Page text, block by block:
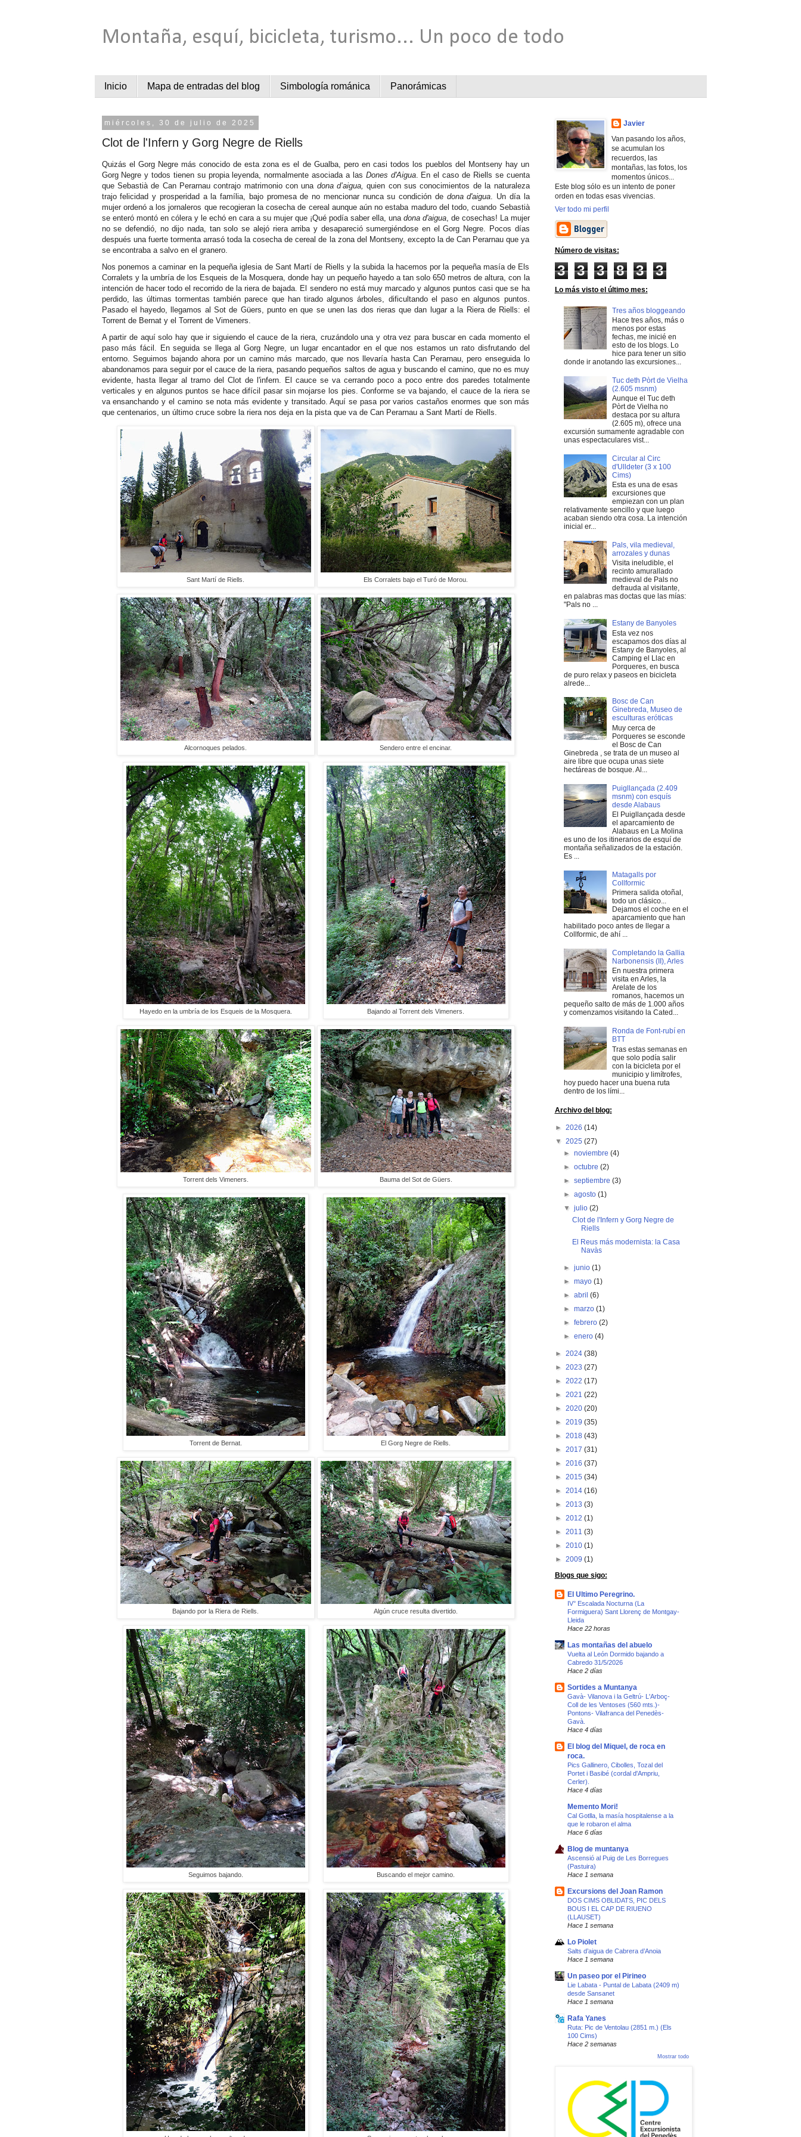
Montaña, esquí, bicicleta, turismo... Un poco de todo
Inicio Mapa de entradas del blog Simbología románica Panorámicas
miércoles, 30 de julio de 2025
Clot de l'Infern y Gorg Negre de Riells
Quizás el Gorg Negre más conocido de esta zona es el de Gualba, pero en casi todos los pueblos del Montseny hay un
Gorg Negre y todos tienen su propia leyenda, normalmente asociada a las Dones d'Aigua. En el caso de Riells se cuenta
que Sebastià de Can Perarnau contrajo matrimonio con una dona d’aigua, quien con sus conocimientos de la naturaleza
trajo felicidad y prosperidad a la família, bajo promesa de no mencionar nunca su condición de dona d'aigua. Un día la
mujer ordenó a los jornaleros que recogieran la cosecha de cereal aunque aún no estaba maduro del todo, cuando Sebastià
se enteró montó en cólera y le echó en cara a su mujer que ¡Qué podía saber ella, una dona d'aigua, de cosechas! La mujer
no se defendió, no dijo nada, tan solo se alejó riera arriba y desapareció sumergiéndose en el Gorg Negre. Pocos días
después una fuerte tormenta arrasó toda la cosecha de cereal de la zona del Montseny, excepto la de Can Perarnau que ya
se encontraba a salvo en el granero.
Nos ponemos a caminar en la pequeña iglesia de Sant Martí de Riells y la subida la hacemos por la pequeña masía de Els
Corralets y la umbría de los Esqueis de la Mosquera, donde hay un pequeño hayedo a tan solo 650 metros de altura, con la
intención de hacer todo el recorrido de la riera de bajada. El sendero no está muy marcado y algunos puntos casi que se ha
perdido, las últimas tormentas también parece que han tirado algunos árboles, dificultando el paso en algunos puntos.
Pasado el hayedo, llegamos al Sot de Güers, punto en que se unen las dos rieras que dan lugar a la Riera de Riells: el
Torrent de Bernat y el Torrent de Vimeners.
A partir de aquí solo hay que ir siguiendo el cauce de la riera, cruzándolo una y otra vez para buscar en cada momento el
paso más fácil. En seguida se llega al Gorg Negre, un lugar encantador en el que nos estamos un rato disfrutando del
entorno. Seguimos bajando ahora por un camino más marcado, que nos llevaría hasta Can Perarnau, pero enseguida lo
abandonamos para seguir por el cauce de la riera, pasando pequeños saltos de agua y buscando el camino, que no es muy
evidente, hasta llegar al tramo del Clot de l'infern. El cauce se va cerrando poco a poco entre dos paredes totalmente
verticales y en algunos puntos se hace difícil pasar sin mojarse los pies. Conforme se va bajando, el cauce de la riera se
va ensanchando y el camino se nota más evidente y transitado. Aquí se pasa por varios castaños enormes que son más
que centenarios, un último cruce sobre la riera nos deja en la pista que va de Can Perarnau a Sant Martí de Riells.
Sant Martí de Riells. Els Corralets bajo el Turó de Morou.
Alcornoques pelados. Sendero entre el encinar.
Hayedo en la umbría de los Esqueis de la Mosquera. Bajando al Torrent dels Vimeners.
Torrent dels Vimeners. Bauma del Sot de Güers.
Torrent de Bernat. El Gorg Negre de Riells.
Bajando por la Riera de Riells. Algún cruce resulta divertido.
Seguimos bajando. Buscando el mejor camino.
Javier
Van pasando los años,
se acumulan los
recuerdos, las
montañas, las fotos, los
momentos únicos...
Este blog sólo es un intento de poner
orden en todas esas vivencias.
Ver todo mi perfil
Número de visitas:
3 3 3 8 3 3
Lo más visto el último mes:
Tres años bloggeando
Hace tres años, más o
menos por estas
fechas, me inicié en
esto de los blogs. Lo
hice para tener un sitio
donde ir anotando las excursiones...
Tuc deth Pòrt de Vielha
(2.605 msnm)
Aunque el Tuc deth
Pòrt de Vielha no
destaca por su altura
(2.605 m), ofrece una
excursión sumamente agradable con
unas espectaculares vist...
Circular al Circ
d'Ulldeter (3 x 100
Cims)
Esta es una de esas
excursiones que
empiezan con un plan
relativamente sencillo y que luego
acaban siendo otra cosa. La intención
inicial er...
Pals, vila medieval,
arrozales y dunas
Visita ineludible, el
recinto amurallado
medieval de Pals no
defrauda al visitante,
en palabras mas doctas que las mías:
"Pals no ...
Estany de Banyoles
Esta vez nos
escapamos dos días al
Estany de Banyoles, al
Camping el Llac en
Porqueres, en busca
de puro relax y paseos en bicicleta
alrede...
Bosc de Can
Ginebreda, Museo de
esculturas eróticas
Muy cerca de
Porqueres se esconde
el Bosc de Can
Ginebreda , se trata de un museo al
aire libre que ocupa unas siete
hectáreas de bosque. Al...
Puigllançada (2.409
msnm) con esquís
desde Alabaus
El Puigllançada desde
el aparcamiento de
Alabaus en La Molina
es uno de los itinerarios de esquí de
montaña señalizados de la estación.
Es ...
Matagalls por
Collformic
Primera salida otoñal,
todo un clásico...
Dejamos el coche en el
aparcamiento que han
habilitado poco antes de llegar a
Collformic, de ahí ...
Completando la Gallia
Narbonensis (II), Arles
En nuestra primera
visita en Arles, la
Arelate de los
romanos, hacemos un
pequeño salto de más de 1.000 años
y comenzamos visitando la Cated...
Ronda de Font-rubí en
BTT
Tras estas semanas en
que solo podía salir
con la bicicleta por el
municipio y limítrofes,
hoy puedo hacer una buena ruta
dentro de los lími...
Archivo del blog:
► 2026 (14)
▼ 2025 (27)
► noviembre (4)
► octubre (2)
► septiembre (3)
► agosto (1)
▼ julio (2)
Clot de l'Infern y Gorg Negre de
Riells
El Reus más modernista: la Casa
Navàs
► junio (1)
► mayo (1)
► abril (6)
► marzo (1)
► febrero (2)
► enero (4)
► 2024 (38)
► 2023 (27)
► 2022 (17)
► 2021 (22)
► 2020 (20)
► 2019 (35)
► 2018 (43)
► 2017 (31)
► 2016 (37)
► 2015 (34)
► 2014 (16)
► 2013 (3)
► 2012 (1)
► 2011 (3)
► 2010 (1)
► 2009 (1)
Blogs que sigo:
El Ultimo Peregrino.
IV° Escalada Nocturna (La
Formiguera) Sant Llorenç de Montgay-
Lleida
Hace 22 horas
Las montañas del abuelo
Vuelta al León Dormido bajando a
Cabredo 31/5/2026
Hace 2 días
Sortides a Muntanya
Gavà- Vilanova i la Geltrú- L'Arboç-
Coll de les Ventoses (560 mts.)-
Pontons- Vilafranca del Penedès-
Gavà.
Hace 4 días
El blog del Miquel, de roca en
roca.
Pics Gallinero, Cibolles, Tozal del
Portet i Basibé (cordal d'Ampriu,
Cerler).
Hace 4 días
Memento Mori!
Cal Gotlla, la masía hospitalense a la
que le robaron el alma
Hace 6 días
Blog de muntanya
Ascensió al Puig de Les Borregues
(Pastuira)
Hace 1 semana
Excursions del Joan Ramon
DOS CIMS OBLIDATS, PIC DELS
BOUS I EL CAP DE RIUENO
(LLAUSET)
Hace 1 semana
Lo Piolet
Salts d’aigua de Cabrera d’Anoia
Hace 1 semana
Un paseo por el Pirineo
Lie Labata - Puntal de Labata (2409 m)
desde Sansanet
Hace 1 semana
Rafa Yanes
Ruta: Pic de Ventolau (2851 m.) (Els
100 Cims)
Hace 2 semanas
Mostrar todo